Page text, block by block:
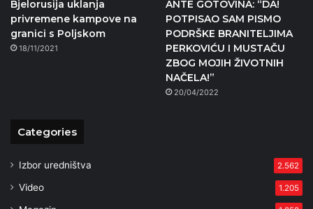
Bjelorusija uklanja
privremene kampove na
granici s Poljskom
18/11/2021
ANTE GOTOVINA: “DA!
POTPISAO SAM PISMO
PODRŠKE BRANITELJIMA
PERKOVIĆU I MUSTAČU
ZBOG MOJIH ŽIVOTNIH
NAČELA!”
20/04/2022
Categories
Izbor uredništva 2.562
Video 1.205